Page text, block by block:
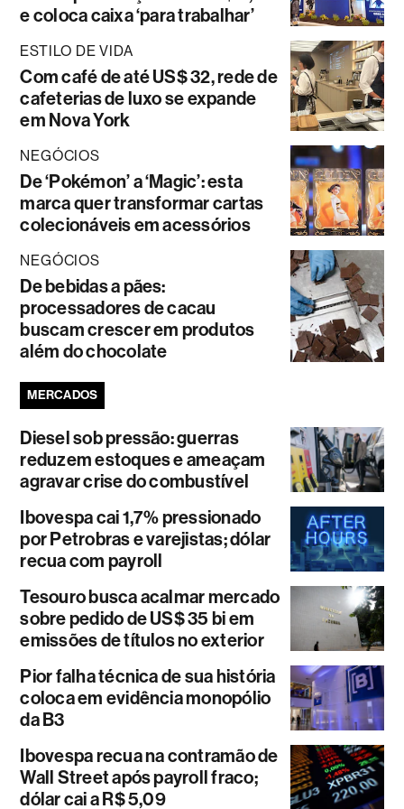
e coloca caixa ‘para trabalhar’
ESTILO DE VIDA
Com café de até US$ 32, rede de
cafeterias de luxo se expande
em Nova York
NEGÓCIOS
De ‘Pokémon’ a ‘Magic’: esta
marca quer transformar cartas
colecionáveis em acessórios
NEGÓCIOS
De bebidas a pães:
processadores de cacau
buscam crescer em produtos
além do chocolate
MERCADOS
Diesel sob pressão: guerras
reduzem estoques e ameaçam
agravar crise do combustível
Ibovespa cai 1,7% pressionado
por Petrobras e varejistas; dólar
recua com payroll
Tesouro busca acalmar mercado
sobre pedido de US$ 35 bi em
emissões de títulos no exterior
Pior falha técnica de sua história
coloca em evidência monopólio
da B3
Ibovespa recua na contramão de
Wall Street após payroll fraco;
dólar cai a R$ 5,09